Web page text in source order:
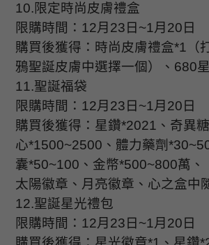
10.限定時尚皮膚禮盒
限購時間： 12月 23 日 ~1月 20 日
購買後獲得：時尚皮膚禮盒*1
鴉聖誕皮膚中選擇一個）、 680
11.聖誕福袋
限購時間： 12月 23 日 ~1月 20 日
購買後獲得：星鑽*2021 、奇異
心*1500~2500 、體力藥劑
囊*50~100 、金幣*500~800萬、
太陽徽章、月亮徽章、心之盒中
12.聖誕星光禮包
限購時間： 12月 23 日 ~1月 20 日